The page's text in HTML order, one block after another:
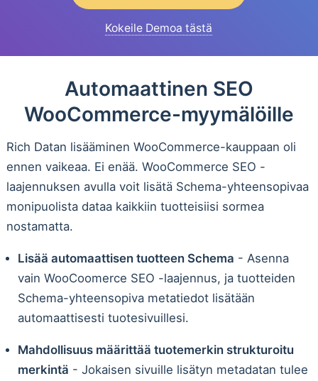
Kokeile Demoa tästä
Automaattinen SEO
WooCommerce-myymälöille
Rich Datan lisääminen WooCommerce-kauppaan oli
ennen vaikeaa. Ei enää. WooCommerce SEO -
laajennuksen avulla voit lisätä Schema-yhteensopivaa
monipuolista dataa kaikkiin tuotteisiisi sormea
nostamatta.
Lisää automaattisen tuotteen Schema - Asenna
vain WooCoomerce SEO -laajennus, ja tuotteiden
Schema-yhteensopiva metatiedot lisätään
automaattisesti tuotesivuillesi.
Mahdollisuus määrittää tuotemerkin strukturoitu
merkintä - Jokaisen sivuille lisätyn metadatan tulee